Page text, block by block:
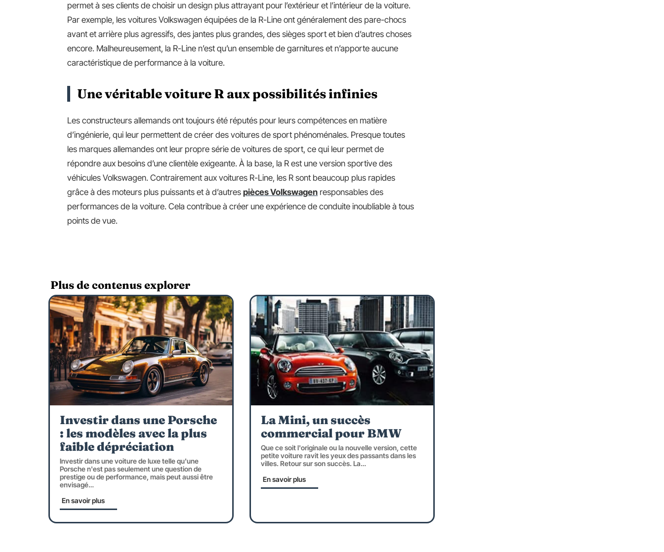
permet à ses clients de choisir un design plus attrayant pour l’extérieur et l’intérieur de la voiture.
Par exemple, les voitures Volkswagen équipées de la R-Line ont généralement des pare-chocs
avant et arrière plus agressifs, des jantes plus grandes, des sièges sport et bien d’autres choses
encore. Malheureusement, la R-Line n’est qu’un ensemble de garnitures et n’apporte aucune
caractéristique de performance à la voiture.
Une véritable voiture R aux possibilités infinies
Les constructeurs allemands ont toujours été réputés pour leurs compétences en matière
d’ingénierie, qui leur permettent de créer des voitures de sport phénoménales. Presque toutes
les marques allemandes ont leur propre série de voitures de sport, ce qui leur permet de
répondre aux besoins d’une clientèle exigeante. À la base, la R est une version sportive des
véhicules Volkswagen. Contrairement aux voitures R-Line, les R sont beaucoup plus rapides
grâce à des moteurs plus puissants et à d’autres pièces Volkswagen responsables des
performances de la voiture. Cela contribue à créer une expérience de conduite inoubliable à tous
points de vue.
Plus de contenus explorer
Investir dans une Porsche
: les modèles avec la plus
faible dépréciation
Investir dans une voiture de luxe telle qu'une
Porsche n'est pas seulement une question de
prestige ou de performance, mais peut aussi être
envisagé…
En savoir plus
La Mini, un succès
commercial pour BMW
Que ce soit l'originale ou la nouvelle version, cette
petite voiture ravit les yeux des passants dans les
villes. Retour sur son succès. La…
En savoir plus